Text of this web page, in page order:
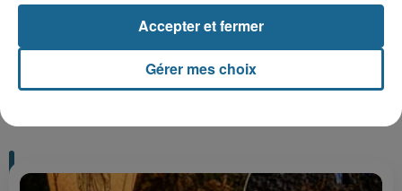
+ DE CADEAUX
Gérer mes choix
Accepter et fermer